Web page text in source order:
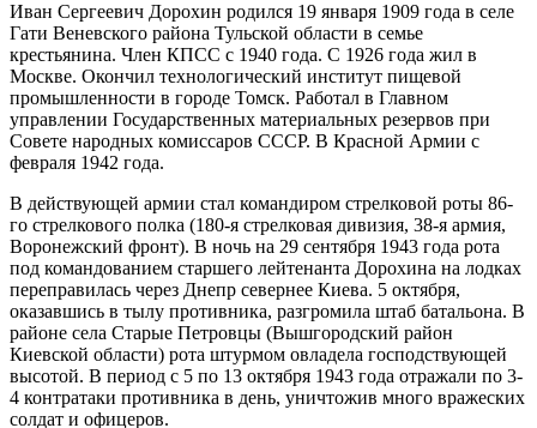
Иван Сергеевич Дорохин родился 19 января 1909 года в селе
Гати Веневского района Тульской области в семье
крестьянина. Член КПСС с 1940 года. С 1926 года жил в
Москве. Окончил технологический институт пищевой
промышленности в городе Томск. Работал в Главном
управлении Государственных материальных резервов при
Совете народных комиссаров СССР. В Красной Армии с
февраля 1942 года.
В действующей армии стал командиром стрелковой роты 86-
го стрелкового полка (180-я стрелковая дивизия, 38-я армия,
Воронежский фронт). В ночь на 29 сентября 1943 года рота
под командованием старшего лейтенанта Дорохина на лодках
переправилась через Днепр севернее Киева. 5 октября,
оказавшись в тылу противника, разгромила штаб батальона. В
районе села Старые Петровцы (Вышгородский район
Киевской области) рота штурмом овладела господствующей
высотой. В период с 5 по 13 октября 1943 года отражали по 3-
4 контратаки противника в день, уничтожив много вражеских
солдат и офицеров.